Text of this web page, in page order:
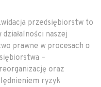
przedsiębiorstw to
naszej
prawne w procesach o
–
oraz
ryzyk